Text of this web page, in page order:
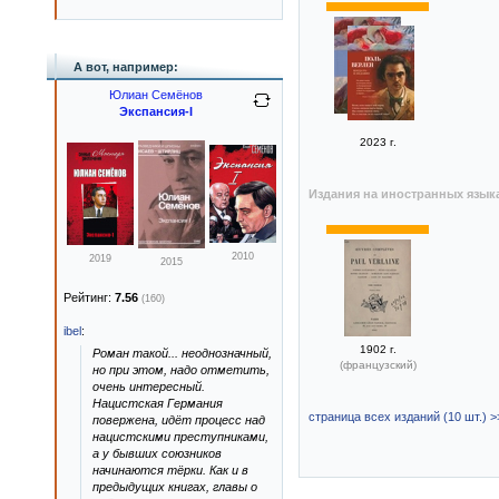
2023 г.
Издания на иностранных
1902 г.
(французский)
страница всех изданий (10 шт.)
А вот, например:
Юлиан Семёнов
Экспансия-I
2019 2015 2010
Рейтинг: 7.56 (160)
ibel:
Роман такой... неоднозначный,
но при этом, надо отметить,
очень интересный.
Нацистская Германия
повержена, идёт процесс над
нацистскими преступниками,
а у бывших союзников
начинаются тёрки. Как и в
предыдущих книгах, главы о